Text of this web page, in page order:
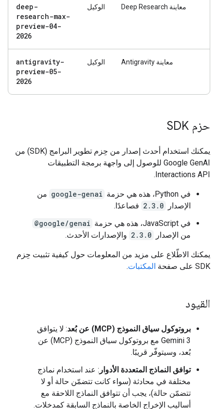
معاينة Deep Research الوكيل
deep-
research-max-
preview-04-
2026
معاينة Antigravity الوكيل
antigravity-
preview-05-
2026
حزم SDK
يمكنك استخدام أحدث إصدار من حِزم تطوير البرامج (SDK) من
Google GenAI للوصول إلى واجهة برمجة التطبيقات
Interactions API.
في Python، هذه هي حزمة google-genai من
الإصدار
2.3.0 فصاعدًا.
في JavaScript، هذه هي حزمة
@google/genai
من الإصدار
2.3.0 والإصدارات الأحدث.
يمكنك الاطّلاع على مزيد من المعلومات حول كيفية تثبيت حِزم
SDK على صفحة
المكتبات.
القيود
بروتوكول سياق النموذج (MCP) عن بُعد
: لا يتوافق
Gemini 3 مع بروتوكول سياق النموذج (MCP) عن
بُعد، وسيتوفّر قريبًا.
توافق النماذج المتعددة الأدوار : عند استخدام نماذج
مختلفة في محادثة (سواء كانت تتضمّن حالة أو لا
تتضمّن حالة)، يجب أن تتوافق النماذج اللاحقة مع
أساليب الإخراج الخاصة بالنماذج السابقة كمدخلات.